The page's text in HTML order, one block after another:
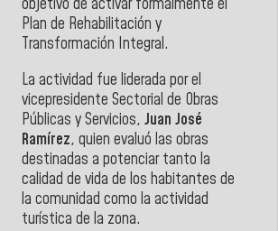
objetivo de activar formalmente el
Plan de Rehabilitación y
Transformación Integral.
La actividad fue liderada por el
vicepresidente Sectorial de Obras
Públicas y Servicios, Juan José
Ramírez, quien evaluó las obras
destinadas a potenciar tanto la
calidad de vida de los habitantes de
la comunidad como la actividad
turística de la zona.